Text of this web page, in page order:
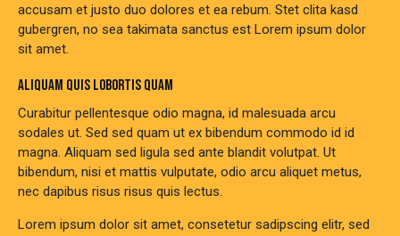
accusam et justo duo dolores et ea rebum. Stet clita kasd
gubergren, no sea takimata sanctus est Lorem ipsum dolor
sit amet.
ALIQUAM QUIS LOBORTIS QUAM
Curabitur pellentesque odio magna, id malesuada arcu
sodales ut. Sed sed quam ut ex bibendum commodo id id
magna. Aliquam sed ligula sed ante blandit volutpat. Ut
bibendum, nisi et mattis vulputate, odio arcu aliquet metus,
nec dapibus risus risus quis lectus.
Lorem ipsum dolor sit amet, consetetur sadipscing elitr, sed